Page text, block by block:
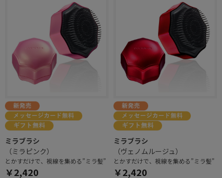
ミラブラシ
（ミラピンク）
とかすだけで、視線を集める”ミラ髪”
￥2,420
ミラブラシ
（ヴェノムルージュ）
とかすだけで、視線を集める”ミラ髪”
￥2,420